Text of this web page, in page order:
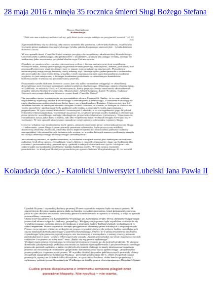
28 maja 2016 r. minęła 35 rocznica śmierci Sługi Bożego Stefana
Kolaudacja (doc.) - Katolicki Uniwersytet Lubelski Jana Pawła II